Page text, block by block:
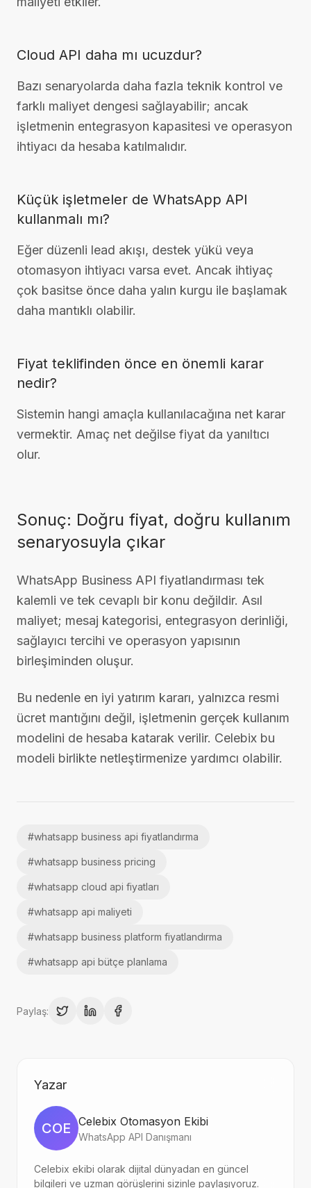
Cloud API daha mı ucuzdur?
Bazı senaryolarda daha fazla teknik kontrol ve
farklı maliyet dengesi sağlayabilir; ancak
işletmenin entegrasyon kapasitesi ve operasyon
ihtiyacı da hesaba katılmalıdır.
Küçük işletmeler de WhatsApp API
kullanmalı mı?
Eğer düzenli lead akışı, destek yükü veya
otomasyon ihtiyacı varsa evet. Ancak ihtiyaç
çok basitse önce daha yalın kurgu ile başlamak
daha mantıklı olabilir.
Fiyat teklifinden önce en önemli karar
nedir?
Sistemin hangi amaçla kullanılacağına net karar
vermektir. Amaç net değilse fiyat da yanıltıcı
olur.
Sonuç: Doğru fiyat, doğru kullanım
senaryosuyla çıkar
WhatsApp Business API fiyatlandırması tek
kalemli ve tek cevaplı bir konu değildir. Asıl
maliyet; mesaj kategorisi, entegrasyon derinliği,
sağlayıcı tercihi ve operasyon yapısının
birleşiminden oluşur.
Bu nedenle en iyi yatırım kararı, yalnızca resmi
ücret mantığını değil, işletmenin gerçek kullanım
modelini de hesaba katarak verilir. Celebix bu
modeli birlikte netleştirmenize yardımcı olabilir.
#whatsapp business api fiyatlandırma
#whatsapp business pricing
#whatsapp cloud api fiyatları
#whatsapp api maliyeti
#whatsapp business platform fiyatlandırma
#whatsapp api bütçe planlama
Paylaş:
Yazar
COE Celebix Otomasyon Ekibi
WhatsApp API Danışmanı
Celebix ekibi olarak dijital dünyadan en güncel
bilgileri ve uzman görüşlerini sizinle paylaşıyoruz.